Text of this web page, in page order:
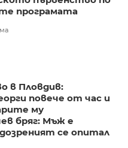
програмата
в Пловдив:
повече от час и
му
бряг: Мъж е
се опитал